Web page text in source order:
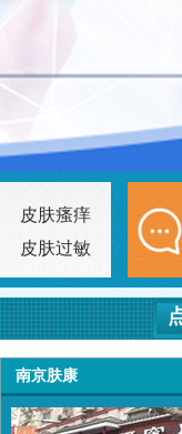
皮肤瘙痒
皮肤过敏
南京肤康